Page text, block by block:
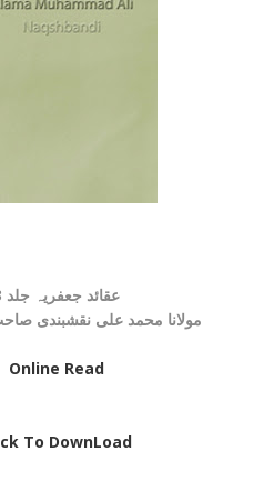
عقائد جعفریہ جلد 3
Online Read
To DownLoad